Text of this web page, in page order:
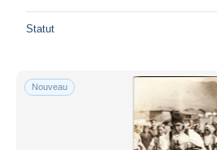
Statut
Nouveau